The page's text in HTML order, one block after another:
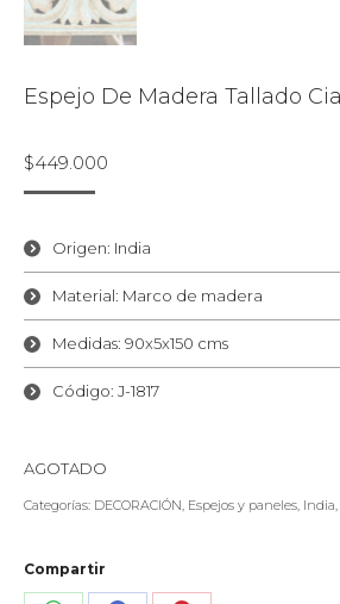
Espejo De Madera Tallado
$449.000
Origen: India
Material: Marco de madera
Medidas: 90x5x150 cms
Código: J-1817
AGOTADO
Categorías: DECORACIÓN, Espejos y paneles, India,
Compartir